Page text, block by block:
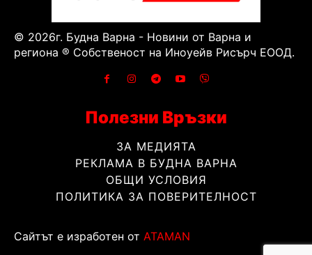
© 2026г. Будна Варна - Новини от Варна и
региона ® Собственост на Иноуейв Рисърч ЕООД.
Полезни Връзки
ЗА МЕДИЯТА
РЕКЛАМА В БУДНА ВАРНА
ОБЩИ УСЛОВИЯ
ПОЛИТИКА ЗА ПОВЕРИТЕЛНОСТ
Сайтът е изработен от ATAMAN